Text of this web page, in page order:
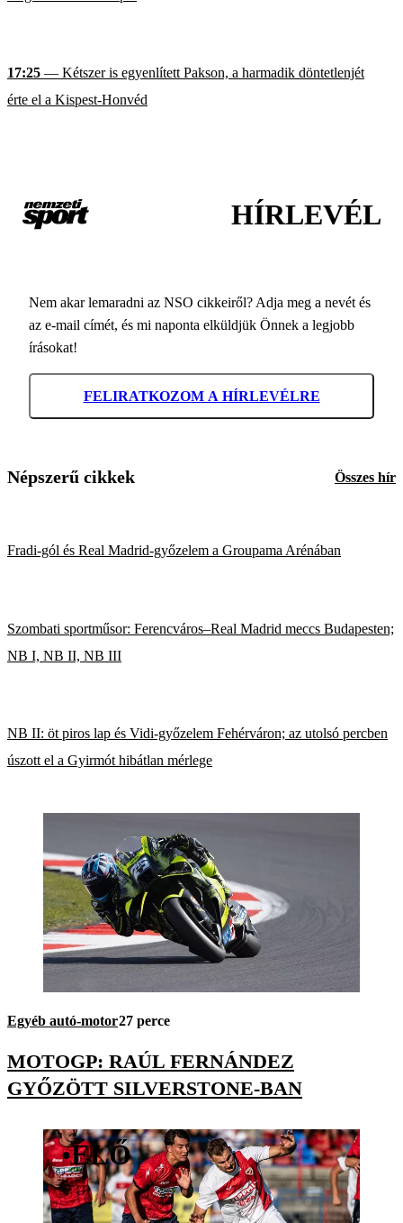
17:25 — Kétszer is egyenlített Pakson, a harmadik döntetlenjét
érte el a Kispest-Honvéd
HÍRLEVÉL
Nem akar lemaradni az NSO cikkeiről? Adja meg a nevét és
az e-mail címét, és mi naponta elküldjük Önnek a legjobb
írásokat!
FELIRATKOZOM A HÍRLEVÉLRE
Népszerű cikkek Összes hír
Fradi-gól és Real Madrid-győzelem a Groupama Arénában
Szombati sportműsor: Ferencváros–Real Madrid meccs Budapesten;
NB I, NB II, NB III
NB II: öt piros lap és Vidi-győzelem Fehérváron; az utolsó percben
úszott el a Gyirmót hibátlan mérlege
Egyéb autó-motor27 perce
MOTOGP: RAÚL FERNÁNDEZ
GYŐZÖTT SILVERSTONE-BAN
•ÉLŐ